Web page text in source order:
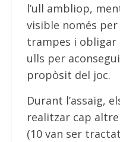
l’ull ambliop,
visible només
trampes i obligar
ulls per
propòsit del joc.
Durant l’assaig,
realitzar cap
(10 van ser